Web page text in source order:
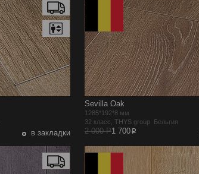
в закладки
Sevilla Oak
1285*192*8 мм
32 класс, THYS group Бельгия
2 000 Р1 700p